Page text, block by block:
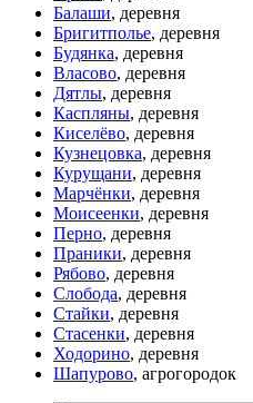
Балаши, деревня
Бригитполье, деревня
Будянка, деревня
Власово, деревня
Дятлы, деревня
Каспляны, деревня
Киселёво, деревня
Кузнецовка, деревня
Курущани, деревня
Марчёнки, деревня
Моисеенки, деревня
Перно, деревня
Праники, деревня
Рябово, деревня
Слобода, деревня
Стайки, деревня
Стасенки, деревня
Ходорино, деревня
Шапурово, агрогородок